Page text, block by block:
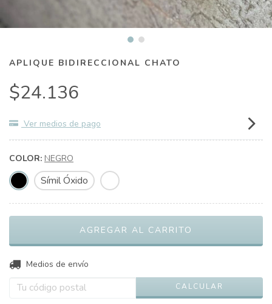
APLIQUE BIDIRECCIONAL CHATO
$24.136
Ver medios de pago
COLOR: NEGRO
Símil Óxido
Entregas para el CP:
Medios de envío
CALCULAR